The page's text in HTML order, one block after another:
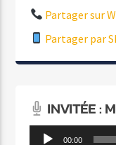
Partager sur
Partager par
INVITÉE :
Lecteur 00:00